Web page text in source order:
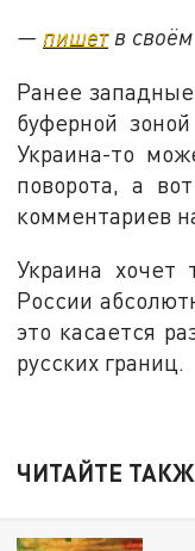
— пишетв своём
Ранее
буферной
Украина-то
поворота, а
комментариев
Украина хочет
России
это касается
русских границ.
ЧИТАЙТЕ